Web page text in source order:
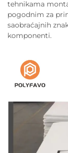
tehnikama
pogodnim za
saobraćajnih
komponenti.